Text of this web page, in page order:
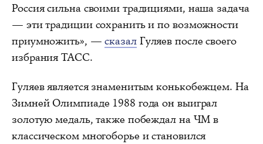
Россия сильна своими традициями, наша задача
— эти традиции сохранить и по возможности
приумножить», —сказалГуляев после своего
избрания ТАСС.
Гуляев является знаменитым конькобежцем. На
Зимней Олимпиаде 1988 года он выиграл
золотую медаль, также побеждал на ЧМ в
классическом многоборье и становился